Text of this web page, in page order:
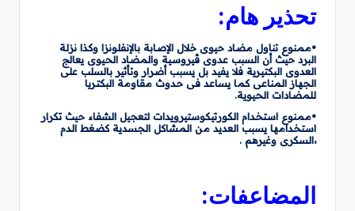
تحذير هام:
•ممنوع تناول مضاد حيوى خلال الإصابة بالإنفلونزا وكذا نزلة
البرد حيث أن السبب عدوى ڤيروسية والمضاد الحيوى يعالج
العدوى البكتيرية فلا يفيد بل يسبب أضرار وتأثير بالسلب على
الجهاز المناعى كما يساعد فى حدوث مقاومة البكتريا
للمضادات الحيوية.
•ممنوع استخدام الكورتيكوستيرويدات لتعجيل الشفاء حيث تكرار
استخدامها يسبب العديد من المشاكل الجسدية كضغط الدم
،السكرى وغيرهم .
المضاعفات: